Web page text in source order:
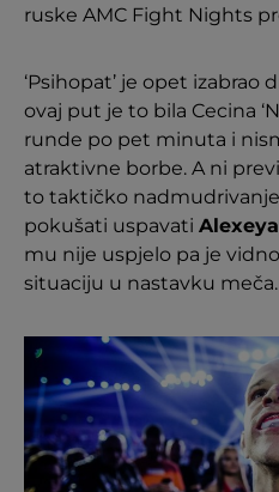
ruske AMC Fight Nights
‘Psihopat’ je opet izabrao
ovaj put je to bila Cecina
runde po pet minuta i
atraktivne borbe. A ni
to taktičko
pokušati uspavati Alexeya
mu nije uspjelo pa je
situaciju u nastavku meča.